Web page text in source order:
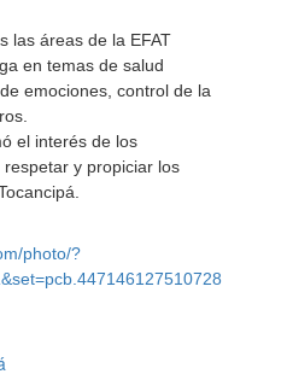
las áreas de la EFAT
en temas de salud
emociones, control de la
el interés de los
y propiciar los
photo/?